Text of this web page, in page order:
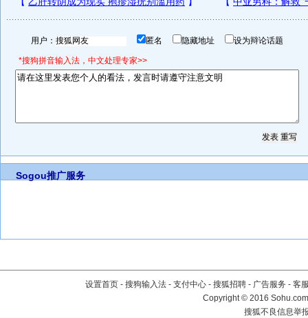
用户： 匿名 隐藏地址 设为辩论话题
*搜狗拼音输入法，中文处理专家>>
Sogou推广服务
设置首页 - 搜狗输入法 - 支付中心 - 搜狐招聘 - 广告服务 - 客
Copyright©2016
搜狐不良信息举